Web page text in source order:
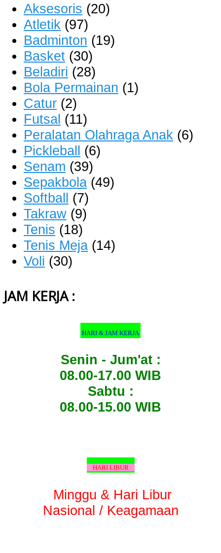
Aksesoris (20)
Atletik (97)
Badminton (19)
Basket (30)
Beladiri (28)
Bola Permainan (1)
Catur (2)
Futsal (11)
Peralatan Olahraga Anak (6)
Pickleball (6)
Senam (39)
Sepakbola (49)
Softball (7)
Takraw (9)
Tenis (18)
Tenis Meja (14)
Voli (30)
JAM KERJA :
HARI & JAM KERJA
Senin - Jum'at :
08.00-17.00 WIB
Sabtu :
08.00-15.00 WIB
HARI LIBUR
Minggu & Hari Libur
Nasional / Keagamaan